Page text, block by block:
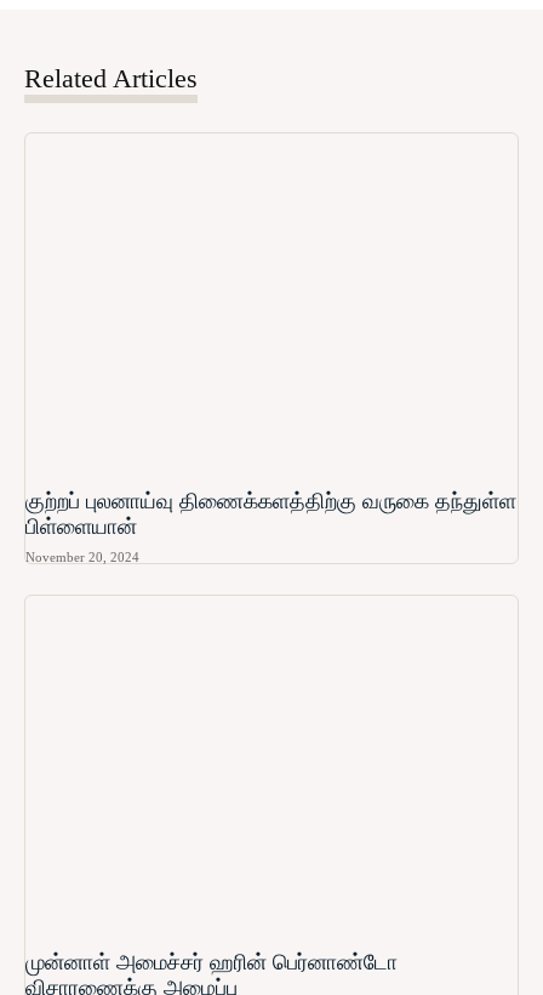
Related Articles
குற்றப் புலனாய்வு திணைக்களத்திற்கு வருகை தந்துள்ள
பிள்ளையான்
November 20, 2024
முன்னாள் அமைச்சர் ஹரின் பெர்னாண்டோ​
விசாரணைக்கு அழைப்பு